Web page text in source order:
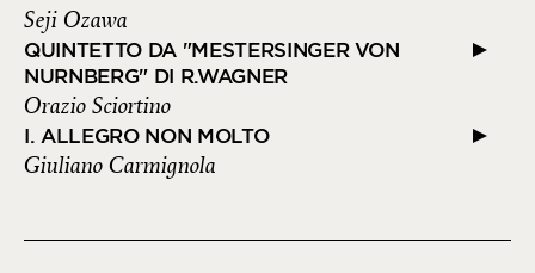
Seji Ozawa
QUINTETTO DA "MESTERSINGER VON
NURNBERG" DI R.WAGNER
Orazio Sciortino
I. ALLEGRO NON MOLTO
Giuliano Carmignola